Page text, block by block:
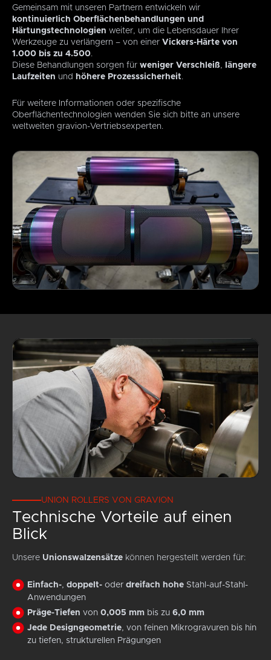
Gemeinsam mit unseren Partnern entwickeln wir
kontinuierlich Oberflächenbehandlungen und
Härtungstechnologien weiter, um die Lebensdauer Ihrer
Werkzeuge zu verlängern – von einer Vickers-Härte von
1.000 bis zu 4.500.
Diese Behandlungen sorgen für weniger Verschleiß,
längere
Laufzeiten und höhere Prozesssicherheit.
Für weitere Informationen oder spezifische
Oberflächentechnologien wenden Sie sich bitte an unsere
weltweiten gravion-Vertriebsexperten.
UNION ROLLERS VON GRAVION
Technische Vorteile auf einen
Blick
Unsere Unionswalzensätze können hergestellt werden für:
Einfach-, doppelt- oder dreifach hohe Stahl-auf-Stahl-
Anwendungen
Präge-Tiefen von 0,005 mm bis zu 6,0 mm
Jede Designgeometrie, von feinen Mikrogravuren bis hin
zu tiefen, strukturellen Prägungen